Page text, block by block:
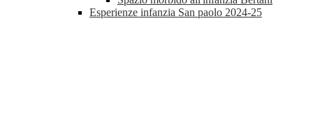
Esperienze infanzia San paolo 2024-25